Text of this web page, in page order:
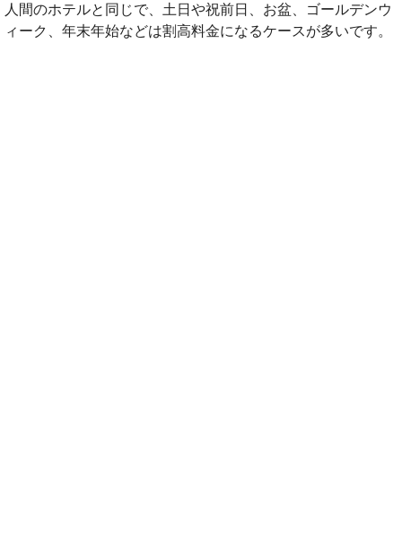
人間のホテルと同じで、土日や祝前日、お盆、ゴールデンウ
ィーク、年末年始などは割高料金になるケースが多いです。